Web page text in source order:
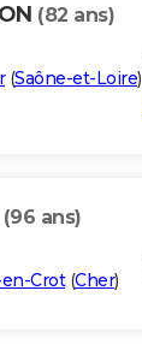
(82 ans)
(Saône-et-Loire)
(96 ans)
Crot(Cher)